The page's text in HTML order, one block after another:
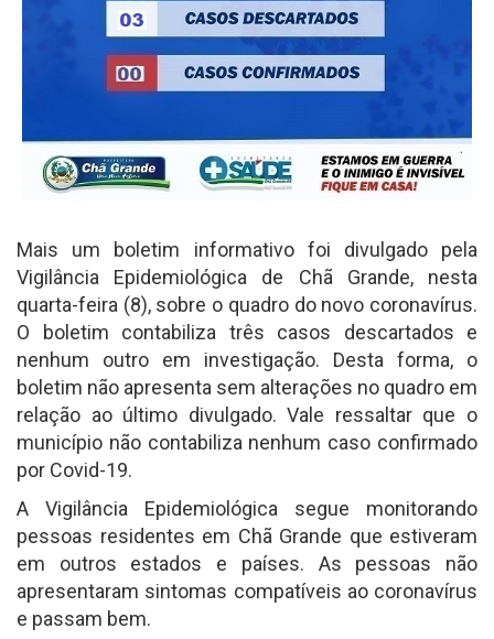
Mais um boletim informativo foi divulgado pela
Vigilância Epidemiológica de Chã Grande, nesta
quarta-feira (8), sobre o quadro do novo coronavírus.
O boletim contabiliza três casos descartados e
nenhum outro em investigação. Desta forma, o
boletim não apresenta sem alterações no quadro em
relação ao último divulgado. Vale ressaltar que o
município não contabiliza nenhum caso confirmado
por Covid-19.
A Vigilância Epidemiológica segue monitorando
pessoas residentes em Chã Grande que estiveram
em outros estados e países. As pessoas não
apresentaram sintomas compatíveis ao coronavírus
e passam bem.